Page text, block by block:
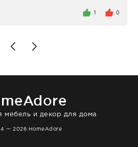
антикварной посуды,
остальные приборы -
на следующий день к
Взаимодействием
1 0
мебель и декор для дома
— 2026 HomeAdore